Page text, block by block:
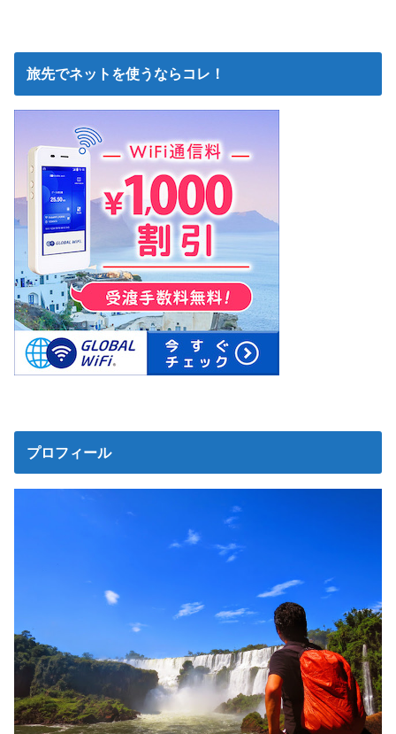
旅先でネットを使うならコレ！
プロフィール